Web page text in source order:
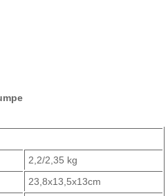
2,2/2,35 kg
23,8x13,5x13cm